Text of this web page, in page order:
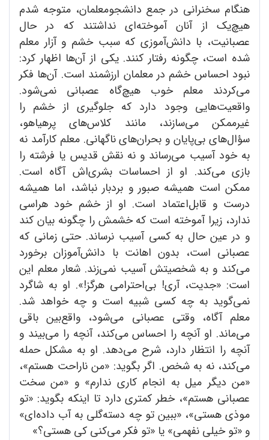
هنگام سخنرانی در جمع دانشجومعلمان، متوجه شدم
هیچ‌یک از آنان آموخته‌ای نداشتند که در حال
عصبانیت، با دانش‌آموزی که سبب خشم و آزار معلم
شده است، چگونه رفتار کنند. یکی از آن‌ها اظهار کرد:
نبود احساس خشم در معلمان ارزشمند است. آن‌ها فکر
می‌کردند معلم خوب هیچ‌گاه عصبانی نمی‌شود.
واقعیت‌هایی وجود دارد که جلوگیری از خشم را
غیرممکن می‌سازند، مانند کلاس‌های پرهیاهو،
سؤال‌های بی‌پایان و بحران‌های ناگهانی. معلم کارآمد نه
به خود آسیب می‌رساند و نه نقش قدیس یا فرشته را
بازی می‌کند. او از احساسات بشری‌اش آگاه است.
ممکن است همیشه صبور و بردبار نباشد، اما همیشه
درست و قابل‌اعتماد است. او از خشم خود هراسی
ندارد، زیرا آموخته است که خشمش را چگونه بیان کند
و در عین حال به کسی آسیب نرساند. حتی زمانی که
عصبانی است، بدون اهانت با دانش‌آموزان برخورد
می‌کند و به شخصیتش آسیب نمی‌زند. شعار معلم این
است: «جدیت، آری! بی‌احترامی هرگز!». او به شاگرد
نمی‌گوید به چه کسی شبیه است و چه خواهد شد.
معلم آگاه، وقتی عصبانی می‌شود، واقع‌بین باقی
می‌ماند. او آنچه را احساس می‌کند، آنچه را می‌بیند و
آنچه را انتظار دارد، شرح می‌دهد. او به مشکل حمله
می‌کند، نه به شخص. اگر بگوید: «من ناراحت هستم»،
«من دیگر میل به انجام کاری ندارم» و «من سخت
عصبانی هستم»، خطر کمتری دارد تا اینکه بگوید: «تو
موذی هستی»، «ببین تو چه دسته‌گلی به آب داده‌ای»
و «تو خیلی نفهمی» یا «تو فکر می‌کنی کی هستی؟»